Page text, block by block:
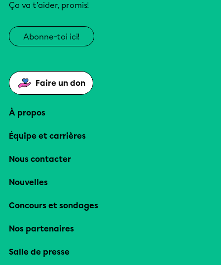
Ça va t’aider, promis!
Abonne-toi ici!
Faire un don
À propos
Équipe et carrières
Nous contacter
Nouvelles
Concours et sondages
Nos partenaires
Salle de presse